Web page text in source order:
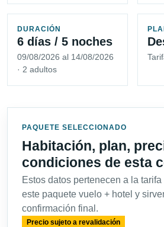
DURACIÓN
6 días / 5 noches
09/08/2026 al 14/08/2026
· 2 adultos
PAQUETE SELECCIONADO
Habitación, plan,
condiciones de esta
Estos datos pertenecen a la
este paquete vuelo + hotel y
confirmación final.
Precio sujeto a revalidación